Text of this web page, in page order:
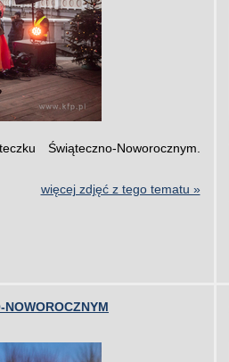
Świąteczno-Noworocznym.
więcej zdjęć z tego tematu »